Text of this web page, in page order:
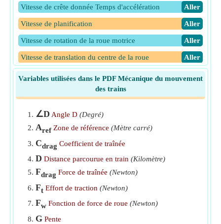
Vitesse de crête donnée Temps d'accélération ​Aller
Vitesse de planification ​Aller
Vitesse de rotation de la roue motrice ​Aller
Vitesse de translation du centre de la roue ​Aller
Variables utilisées dans le PDF Mécanique du mouvement
des trains
∠D Angle D (Degré)
Aref Zone de référence (Mètre carré)
Cdrag Coefficient de traînée
D Distance parcourue en train (Kilomètre)
Fdrag Force de traînée (Newton)
Ft Effort de traction (Newton)
Fw Fonction de force de roue (Newton)
G Pente